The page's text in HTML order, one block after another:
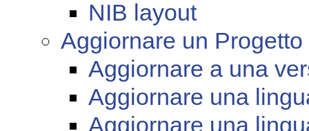
NIB layout
Aggiornare un Progetto
Aggiornare a una
Aggiornare una
Aggiornare una